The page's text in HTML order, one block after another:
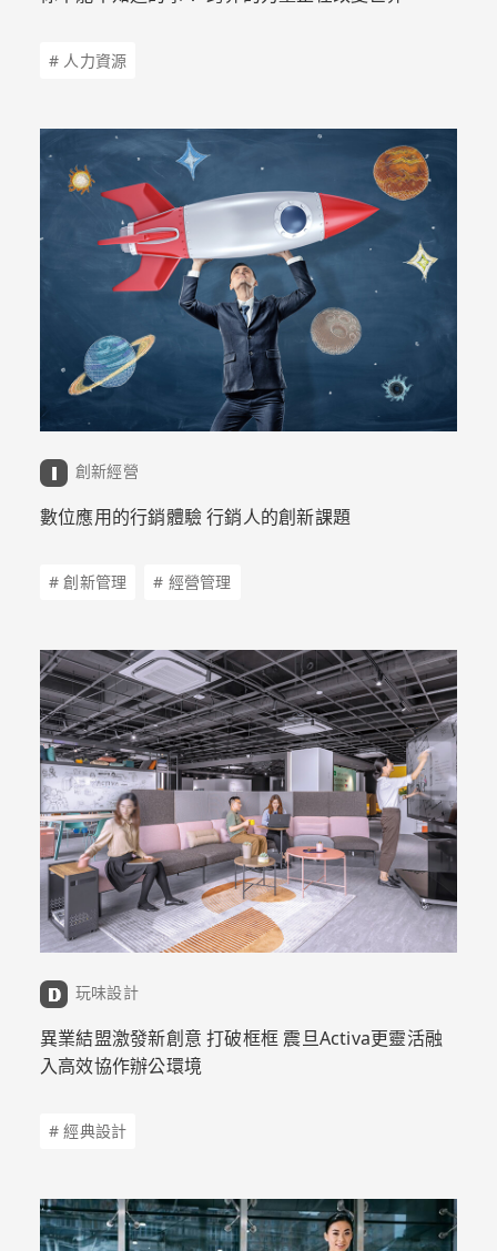
# 人力資源
創新經營
數位應用的行銷體驗 行銷人的創新課題
# 創新管理 # 經營管理
玩味設計
異業結盟激發新創意 打破框框 震旦Activa更靈活融
入高效協作辦公環境
# 經典設計